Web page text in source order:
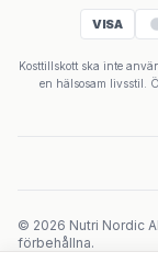
VISA
Kosttillskott ska inte
en hälsosam livsstil.
© 2026 Nutri Nordic
förbehållna.